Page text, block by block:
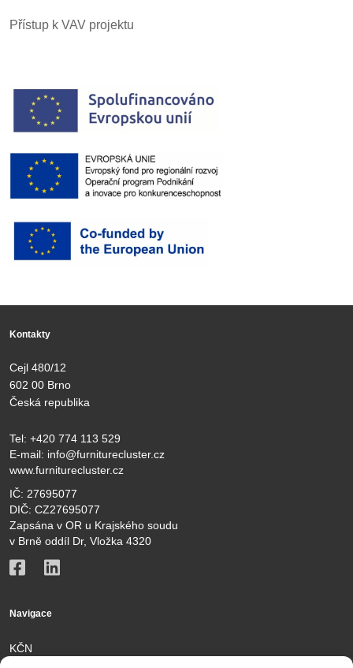
Přístup k VAV projektu
Kontakty
Cejl 480/12
602 00 Brno
Česká republika
Tel: +420 774 113 529
E-mail: info@furniturecluster.cz
www.furniturecluster.cz
IČ: 27695077
DIČ: CZ27695077
Zapsána v OR u Krajského soudu
v Brně oddíl Dr, Vložka 4320
Navigace
KČN